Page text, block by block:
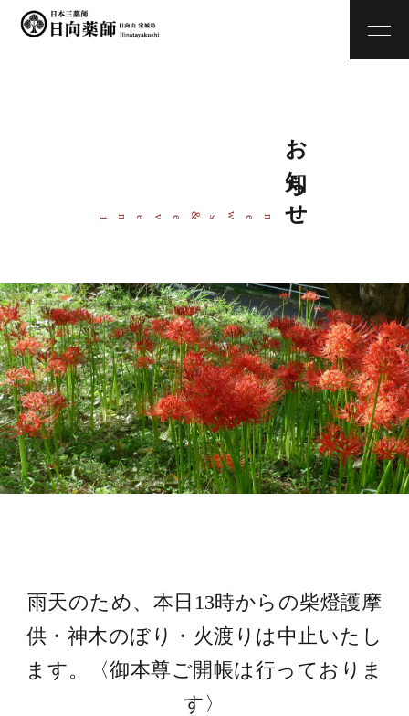
お知らせ
ne
w s
& even
t
雨天のため、本日13時からの柴燈護摩
供・神木のぼり・火渡りは中止いたし
ます。〈御本尊ご開帳は行っておりま
す〉